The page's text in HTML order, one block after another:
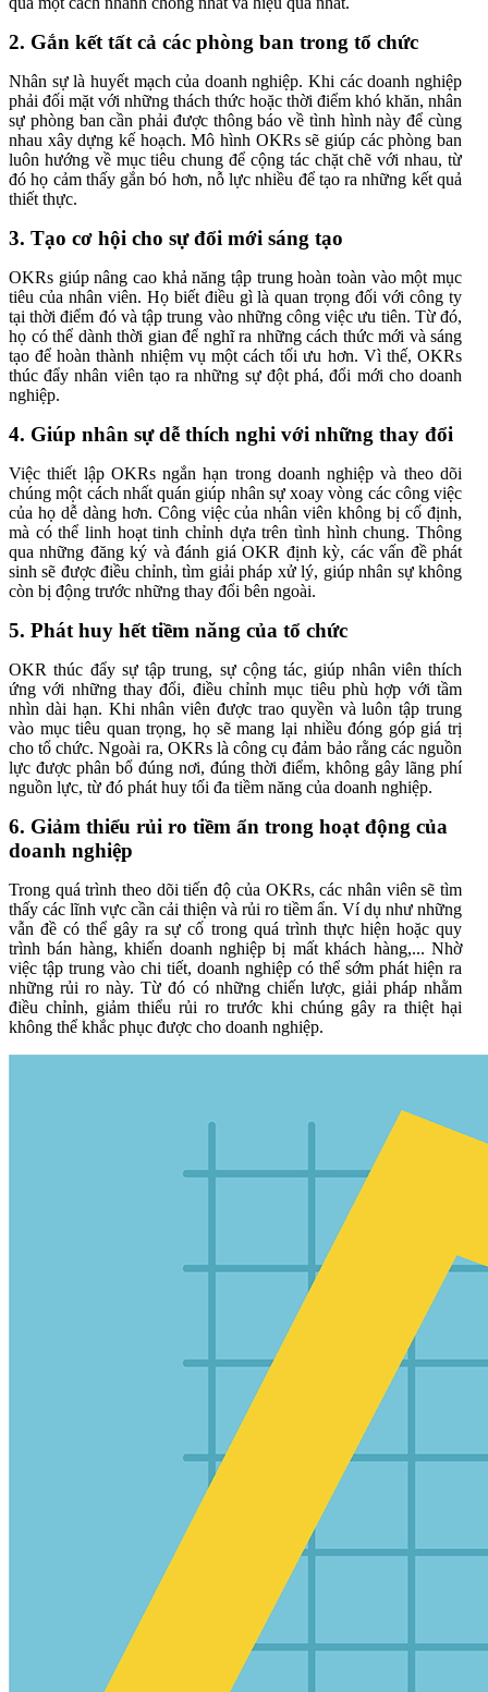
2. Gắn kết tất cả các phòng ban trong tổ chức
Nhân sự là huyết mạch của doanh nghiệp. Khi các doanh nghiệp
phải đối mặt với những thách thức hoặc thời điểm khó khăn, nhân
sự phòng ban cần phải được thông báo về tình hình này để cùng
nhau xây dựng kế hoạch. Mô hình OKRs sẽ giúp các phòng ban
luôn hướng về mục tiêu chung để cộng tác chặt chẽ với nhau, từ
đó họ cảm thấy gắn bó hơn, nỗ lực nhiều để tạo ra những kết quả
thiết thực.
3. Tạo cơ hội cho sự đổi mới sáng tạo
OKRs giúp nâng cao khả năng tập trung hoàn toàn vào một mục
tiêu của nhân viên. Họ biết điều gì là quan trọng đối với công ty
tại thời điểm đó và tập trung vào những công việc ưu tiên. Từ đó,
họ có thể dành thời gian để nghĩ ra những cách thức mới và sáng
tạo để hoàn thành nhiệm vụ một cách tối ưu hơn. Vì thế, OKRs
thúc đẩy nhân viên tạo ra những sự đột phá, đổi mới cho doanh
nghiệp.
4. Giúp nhân sự dễ thích nghi với những thay đổi
Việc thiết lập OKRs ngắn hạn trong doanh nghiệp và theo dõi
chúng một cách nhất quán giúp nhân sự xoay vòng các công việc
của họ dễ dàng hơn. Công việc của nhân viên không bị cố định,
mà có thể linh hoạt tinh chỉnh dựa trên tình hình chung. Thông
qua những đăng ký và đánh giá OKR định kỳ, các vấn đề phát
sinh sẽ được điều chỉnh, tìm giải pháp xử lý, giúp nhân sự không
còn bị động trước những thay đổi bên ngoài.
5. Phát huy hết tiềm năng của tổ chức
OKR thúc đẩy sự tập trung, sự cộng tác, giúp nhân viên thích
ứng với những thay đổi, điều chỉnh mục tiêu phù hợp với tầm
nhìn dài hạn. Khi nhân viên được trao quyền và luôn tập trung
vào mục tiêu quan trọng, họ sẽ mang lại nhiều đóng góp giá trị
cho tổ chức. Ngoài ra, OKRs là công cụ đảm bảo rằng các nguồn
lực được phân bổ đúng nơi, đúng thời điểm, không gây lãng phí
nguồn lực, từ đó phát huy tối đa tiềm năng của doanh nghiệp.
6. Giảm thiểu rủi ro tiềm ẩn trong hoạt động của
doanh nghiệp
Trong quá trình theo dõi tiến độ của OKRs, các nhân viên sẽ tìm
thấy các lĩnh vực cần cải thiện và rủi ro tiềm ẩn. Ví dụ như những
vẫn đề có thể gây ra sự cố trong quá trình thực hiện hoặc quy
trình bán hàng, khiến doanh nghiệp bị mất khách hàng,... Nhờ
việc tập trung vào chi tiết, doanh nghiệp có thể sớm phát hiện ra
những rủi ro này. Từ đó có những chiến lược, giải pháp nhằm
điều chỉnh, giảm thiểu rủi ro trước khi chúng gây ra thiệt hại
không thể khắc phục được cho doanh nghiệp.